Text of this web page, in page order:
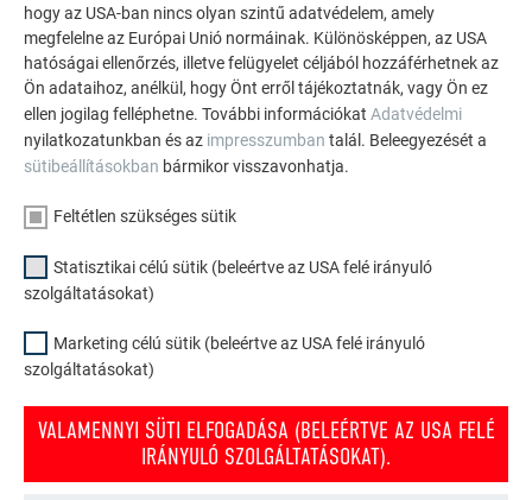
Ólom + + -
Védelem
nélküli acél
- - -
Nem
megkötött
beton
hogy az USA-ban nincs olyan szintű adatvédelem, amely
megfelelne az Európai Unió normáinak. Különösképpen, az USA
hatóságai ellenőrzés, illetve felügyelet céljából hozzáférhetnek az
Ön adataihoz, anélkül, hogy Önt erről tájékoztatnák, vagy Ön ez
ellen jogilag felléphetne. További információkat Adatvédelmi
nyilatkozatunkban és az impresszumban talál. Beleegyezését a
sütibeállításokban bármikor visszavonhatja.
Feltétlen szükséges sütik
Statisztikai célú sütik (beleértve az USA felé irányuló
szolgáltatásokat)
Marketing célú sütik (beleértve az USA felé irányuló
szolgáltatásokat)
VALAMENNYI SÜTI ELFOGADÁSA (BELEÉRTVE AZ USA FELÉ
IRÁNYULÓ SZOLGÁLTATÁSOKAT).